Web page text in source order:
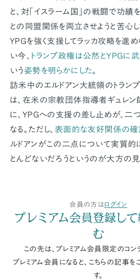
と、対「イスラーム国」の戦闘で功績
との同盟関係を両立させようと苦心し
YPGを強く支援してラッカ攻略を進
い今、 トランプ政権は公然とYPGに
いう姿勢を明らかにした。
訪米中のエルドアン大統領のトラン
は、在米の宗教団体指導者ギュレン
に、YPGへの支援の差し止めが、二
なる。ただし、 表面的な友好関係の確
ルドアンがこの二点について実質的
とんどないだろうというのが大方の
会員の方はログイン
プレミアム会員登録し
む
この先は、プレミアム会員限定のコン
プレミアム会員になると、こちらの記事を
す。